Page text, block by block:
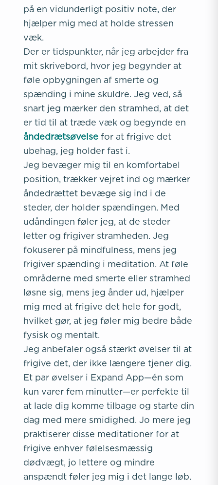
på en vidunderligt positiv note, der
hjælper mig med at holde stressen
væk.
Der er tidspunkter, når jeg arbejder fra
mit skrivebord, hvor jeg begynder at
føle opbygningen af smerte og
spænding i mine skuldre. Jeg ved, så
snart jeg mærker den stramhed, at det
er tid til at træde væk og begynde en
åndedrætsøvelse for at frigive det
ubehag, jeg holder fast i.
Jeg bevæger mig til en komfortabel
position, trækker vejret ind og mærker
åndedrættet bevæge sig ind i de
steder, der holder spændingen. Med
udåndingen føler jeg, at de steder
letter og frigiver stramheden. Jeg
fokuserer på mindfulness, mens jeg
frigiver spænding i meditation. At føle
områderne med smerte eller stramhed
løsne sig, mens jeg ånder ud, hjælper
mig med at frigive det hele for godt,
hvilket gør, at jeg føler mig bedre både
fysisk og mentalt.
Jeg anbefaler også stærkt øvelser til at
frigive det, der ikke længere tjener dig.
Et par øvelser i Expand App—én som
kun varer fem minutter—er perfekte til
at lade dig komme tilbage og starte din
dag med mere smidighed. Jo mere jeg
praktiserer disse meditationer for at
frigive enhver følelsesmæssig
dødvægt, jo lettere og mindre
anspændt føler jeg mig i det lange løb.